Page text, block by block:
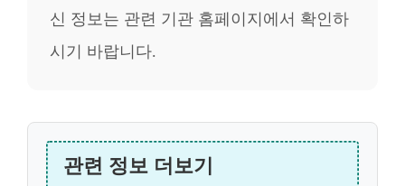
신 정보는 관련 기관 홈페이지에서 확인하
시기 바랍니다.
관련 정보 더보기